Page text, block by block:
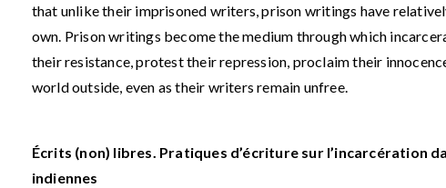
that unlike their imprisoned writers, prison writings have
own. Prison writings become the medium through which
their resistance, protest their repression, proclaim their
world outside, even as their writers remain unfree.
Écrits (non) libres. Pratiques d’écriture sur l’incarcération
indiennes